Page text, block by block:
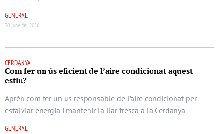
GENERAL
30 juny del 2026
CERDANYA
Com fer un ús eficient de l’aire condicionat aquest
estiu?
Aprèn com fer un ús responsable de l’aire condicionat per
estalviar energia i mantenir la llar fresca a la Cerdanya
GENERAL